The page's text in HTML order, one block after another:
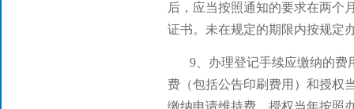
后，应当按照通知的要求在两个
证书。未在规定的期限内按规定
9、办理登记手续应缴纳的
费（包括公告印刷费用）和授权
缴纳申请维持费。授权当年按照